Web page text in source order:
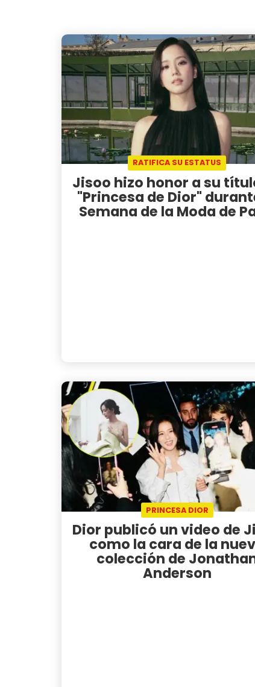
RATIFICA SU ESTATUS
Jisoo hizo honor a su
"Princesa de Dior"
Semana de la Moda de
PRINCESA DIOR
Dior publicó un video de
como la cara de la
colección de
Anderson